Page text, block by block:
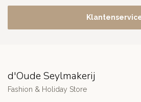
d'Oude Seylmakerij
Fashion & Holiday Store